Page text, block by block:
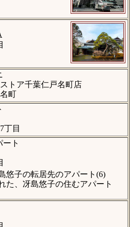
トア千葉仁戸名町店
町
丁目
ト
悠子の転居先のアパート(6)
た、冴島悠子の住むアパート